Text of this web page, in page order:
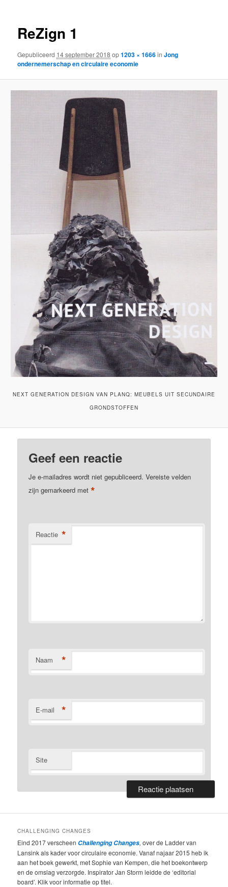
ReZign 1
Gepubliceerd 14 september 2018 op1203 × 1666inJong
ondernemerschap en circulaire economie
NEXT GENERATION DESIGN VAN PLANQ: MEUBELS UIT SECUNDAIRE
GRONDSTOFFEN
Geef een reactie
Je e-mailadres wordt niet gepubliceerd. Vereiste velden
zijn gemarkeerd met*
Reactie *
Naam *
E-mail *
Site
CHALLENGING CHANGES
Eind 2017 verscheen Challenging Changes, over de Ladder van
Lansink als kader voor circulaire economie. Vanaf najaar 2015 heb ik
aan het boek gewerkt, met Sophie van Kempen, die het boekontwerp
en de omslag verzorgde. Inspirator Jan Storm leidde de ‘editorial
board’. Klik voor informatie op titel.